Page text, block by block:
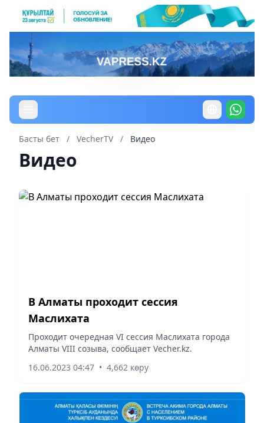
Басты бет / VecherTV / Видео
Видео
В Алматы проходит сессия
Маслихата
Проходит очередная VІ сессия Маслихата города
Алматы VIII созыва, сообщает Vecher.kz.
16.06.2023 04:47 • 4,662 көру